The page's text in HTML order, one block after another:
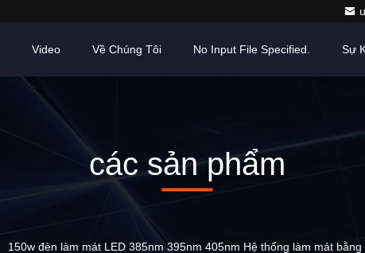
Video Về Chúng Tôi No Input File Specified. Sự
các sản phẩm
150w đèn làm mát LED 385nm 395nm 405nm Hệ thống làm mát